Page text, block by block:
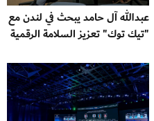
عبدالله آل حامد يبحث في لندن مع
"تيك توك" تعزيز السلامة الرقمية